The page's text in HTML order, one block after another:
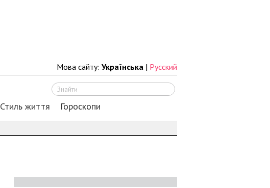
Мова сайту: Українська | Русский
Стиль життя Гороскопи